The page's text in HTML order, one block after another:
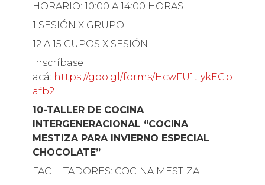
HORARIO: 10:00 A 14:00 HORAS
1 SESIÓN X GRUPO
12 A 15 CUPOS X SESIÓN
Inscríbase
acá: https://goo.gl/forms/HcwFU1tIykEGb
afb2
10-TALLER DE COCINA
INTERGENERACIONAL “COCINA
MESTIZA PARA INVIERNO ESPECIAL
CHOCOLATE”
FACILITADORES: COCINA MESTIZA